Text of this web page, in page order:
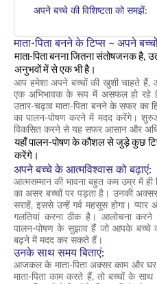
अपने बच्चे की विशिष्टता को समझें:
माता-पिता बनने के टिप्स – अपने
माता-पिता बनना जितना संतोषजनक
अनुभवों में से एक भी है।
आप हमेशा अपने बच्चों की खुशी चाहते
एक अभिभावक के रूप में असफल हो रहे
उतार-चढ़ाव माता-पिता बनने के सफर
का पालन-पोषण करने में मदद करेंगे।
विकसित करने से यह सफर आसान और
यहाँ पालन-पोषण के कौशल से जुड़े कुछ
करेंगे।
अपने बच्चे के आत्मविश्वास को बढ़ाएं:
आत्मसम्मान की भावना बहुत कम उम्र में
का असर बच्चों पर पड़ता है। उनकी
सराहें, इससे उन्हें गर्व महसूस होगा।
गलतियां करना ठीक है। आलोचना
पालन-पोषण के सुझाव हैं जो आपके बच्चे
बढ़ने में मदद कर सकते हैं।
उनके साथ समय बिताएं:
आजकल के माता-पिता अक्सर काम और
माता-पिता काम करते हैं, तो बच्चों के